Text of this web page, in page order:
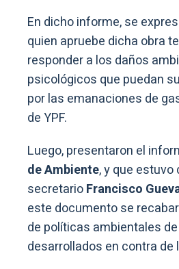
En dicho informe, se
quien apruebe dicha obra
responder a los daños
psicológicos que puedan
por las emanaciones de
de YPF.
Luego, presentaron el
de Ambiente, y que estuvo
secretarioFrancisco
este documento se
de políticas ambientales
desarrollados en contra